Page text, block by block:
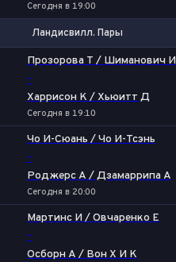
Сегодня в 19:00
Ландисвилл. Пары
Прозорова Т / Шиманович И
-
Харрисон К / Хьюитт Д
Сегодня в 19:10
Чо И-Сюань / Чо И-Тсэнь
-
Роджерс А / Дзамаррипа А
Сегодня в 20:00
Мартинс И / Овчаренко Е
-
Осборн А / Вон Х И К